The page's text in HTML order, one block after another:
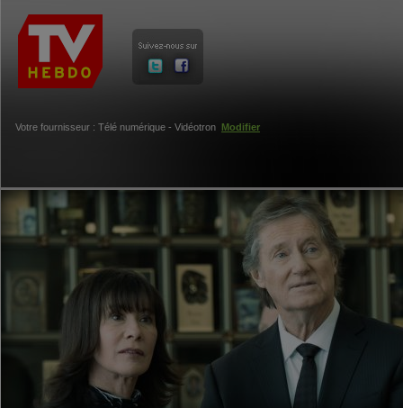
Votre fournisseur : Télé numérique - Vidéotron Modifier